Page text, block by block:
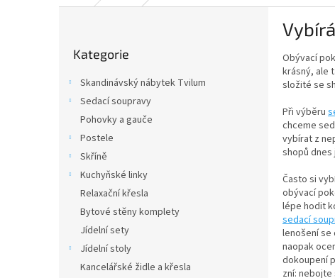
kategorie
Kategorie
Skandinávský nábytek Tvilum
Sedací soupravy
Pohovky a gauče
Postele
Skříně
Kuchyňské linky
Relaxační křesla
Bytové stěny komplety
Jídelní sety
Jídelní stoly
Kancelářské židle a křesla
Obývací
krásný, ale
složité se
Při výběru
chceme
vybírat z
shopů
Často si
obývací
lépe hodit
sedací
lenošení se
naopak
dokoupení
zní: